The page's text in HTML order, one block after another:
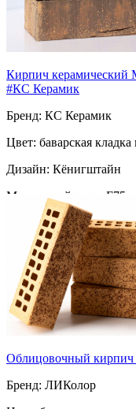
за шт
Кирпич керамический
#КС Керамик
Бренд: КС Керамик
Цвет: баварская кладка
Дизайн: Кёнигштайн
Морозостойкость: F75
Марка прочности: М
Поверхность: ручная
Пустотность:
70за шт
Облицовочный
Бренд: ЛИКолор